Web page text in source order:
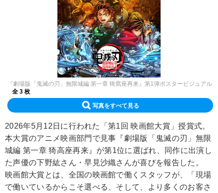
『劇場版「鬼滅の刃」無限城編 第一章 猗窩座再来』第1弾ポスタービジュアル
全 3 枚
写真をすべて見る
2026年5月12日に行われた「第1回 映画館大賞」授賞式。
本大賞のアニメ映画部門で見事『劇場版「鬼滅の刃」無限
城編 第一章 猗高座再来』が第1位に選ばれ、同作に出演し
た声優の下野紘さん・早見沙織さんが喜びを報告した。
映画館大賞とは、全国の映画館で働くスタッフが、「現場
で働いているからこそ選べる、そして、より多くのお客さ